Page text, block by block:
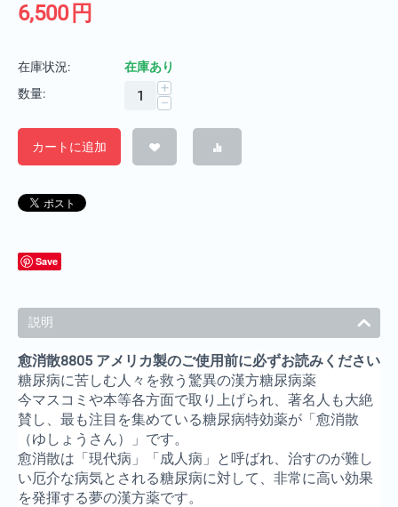
6,500 円
在庫状況:
在庫あり
数量:
+
−
カートに追加
Save
説明
愈消散8805 アメリカ製のご使用前に必ずお読みください
糖尿病に苦しむ人々を救う驚異の漢方糖尿病薬
今マスコミや本等各方面で取り上げられ、著名人も大絶
賛し、最も注目を集めている糖尿病特効薬が「愈消散
（ゆしょうさん）」です。
愈消散は「現代病」「成人病」と呼ばれ、治すのが難し
い厄介な病気とされる糖尿病に対して、非常に高い効果
を発揮する夢の漢方薬です。